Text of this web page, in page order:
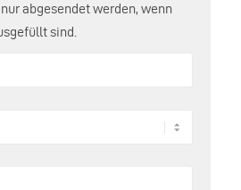
abgesendet werden, wenn
sind.